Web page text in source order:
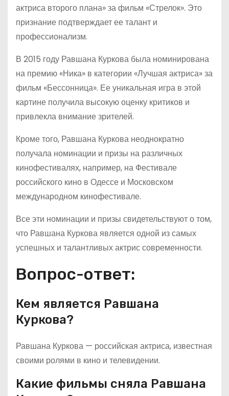
актриса второго плана» за фильм «Стрелок». Это
признание подтверждает ее талант и
профессионализм.
В 2015 году Равшана Куркова была номинирована
на премию «Ника» в категории «Лучшая актриса» за
фильм «Бессонница». Ее уникальная игра в этой
картине получила высокую оценку критиков и
привлекла внимание зрителей.
Кроме того, Равшана Куркова неоднократно
получала номинации и призы на различных
кинофестивалях, например, на Фестивале
российского кино в Одессе и Московском
международном кинофестивале.
Все эти номинации и призы свидетельствуют о том,
что Равшана Куркова является одной из самых
успешных и талантливых актрис современности.
Вопрос-ответ:
Кем является Равшана
Куркова?
Равшана Куркова — российская актриса, известная
своими ролями в кино и телевидении.
Какие фильмы сняла Равшана